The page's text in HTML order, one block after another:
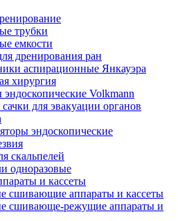
трубки
емкости
дренирования ран
аспирационные Янкауэра
хирургия
эндоскопические Volkmann
для эвакуации органов
эндоскопические
скальпелей
одноразовые
и кассеты
сшивающие аппараты и кассеты
сшивающе-режущие аппараты и